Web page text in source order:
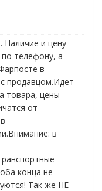
Наличие и цену
телефону, а
в
продавцом.Идет
товара, цены
от
в
конца не
Так же НЕ